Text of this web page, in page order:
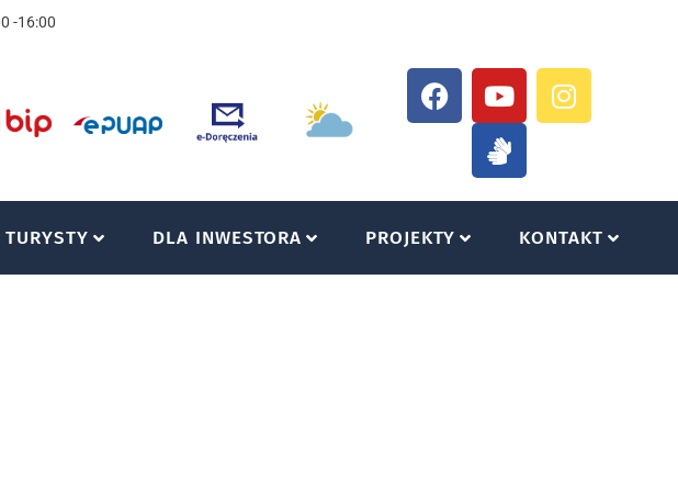
-16:00
DLA INWESTORA PROJEKTY KONTAKT